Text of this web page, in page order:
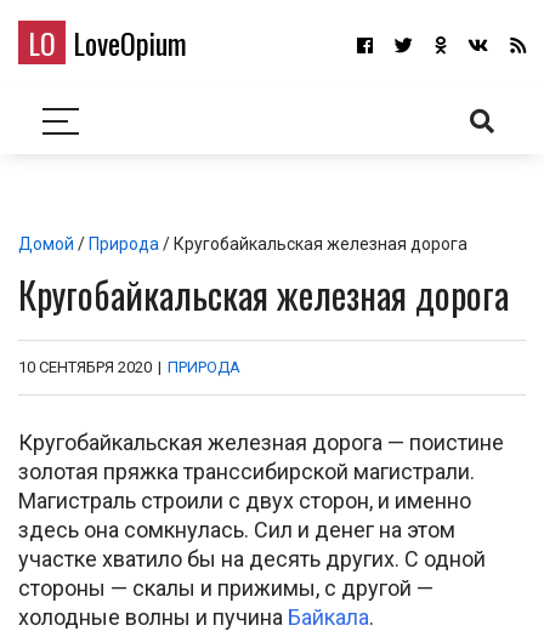
LO LoveOpium
Домой / Природа / Кругобайкальская железная дорога
Кругобайкальская железная дорога
10 СЕНТЯБРЯ 2020 | ПРИРОДА
Кругобайкальская железная дорога — поистине
золотая пряжка транссибирской магистрали.
Магистраль строили с двух сторон, и именно
здесь она сомкнулась. Сил и денег на этом
участке хватило бы на десять других. С одной
стороны — скалы и прижимы, с другой —
холодные волны и пучина Байкала.